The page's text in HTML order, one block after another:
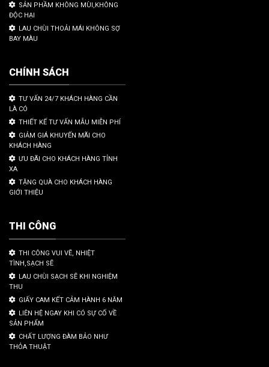
SẢN PHẦM KHÔNG MÙI,KHÔNG
ĐỘC HẠI
LAU CHÙI THOẢI MÁI KHÔNG SỢ
BAY MÀU
CHÍNH SÁCH
TƯ VẤN 24/7 KHÁCH HÀNG CẦN
LÀ CÓ
THIẾT KẾ TƯ VẤN MẪU MIỄN PHÍ
GIẢM GIÁ KHUYẾN MÃI CHO
KHÁCH HÀNG
ƯU ĐÃI CHO KHÁCH HÀNG TỈNH
XA
TẶNG QUÀ CHO KHÁCH HÀNG
GIỚI THIỆU
THI CÔNG
THI CÔNG VUI VẼ, NHIỆT
TÌNH,SẠCH SẼ
LAU CHÙI SẠCH SẼ KHI NGHIỆM
THU
GIẤY CAM KẾT CẢM HÀNH 6 NĂM
LIÊN HỆ NGAY KHI CÓ SỰ CỐ VỀ
SẢN PHẨM
CHẤT LƯỢNG ĐÀM BẢO NHƯ
THỎA THUẬT